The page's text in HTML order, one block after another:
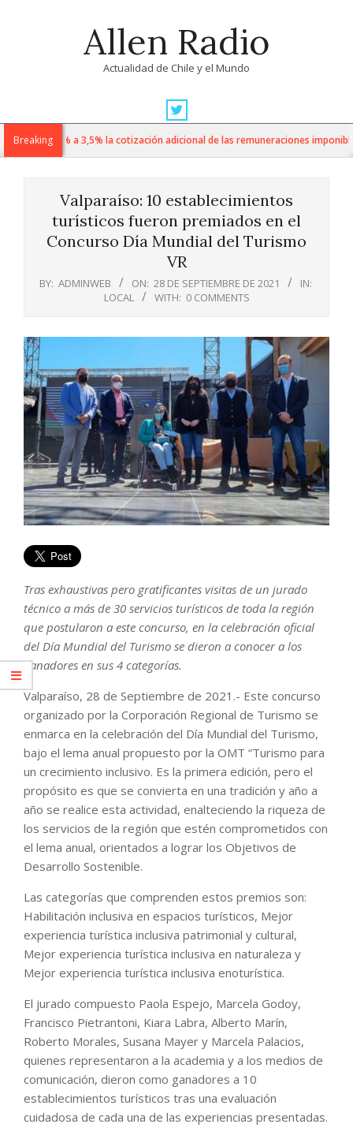
Allen Radio
Actualidad de Chile y el Mundo
Navigation
MenuBreaking
de 1% a 3,5% la cotización adicional de las remuneraciones imponibles
Valparaíso: 10 establecimientos
turísticos fueron premiados en el
Concurso Día Mundial del Turismo
VR
BY: ADMINWEB ON: 28 DE SEPTIEMBRE DE 2021
IN:
LOCAL
WITH: 0 COMMENTS
Tras exhaustivas pero gratificantes visitas de un jurado
técnico a más de 30 servicios turísticos de toda la región
que postularon a este concurso, en la celebración oficial
del Día Mundial del Turismo se dieron a conocer a los
ganadores en sus 4 categorías.
Valparaíso, 28 de Septiembre de 2021.- Este concurso
organizado por la Corporación Regional de Turismo se
enmarca en la celebración del Día Mundial del Turismo,
bajo el lema anual propuesto por la OMT “Turismo para
un crecimiento inclusivo. Es la primera edición, pero el
propósito es que se convierta en una tradición y año a
año se realice esta actividad, enalteciendo la riqueza de
los servicios de la región que estén comprometidos con
el lema anual, orientados a lograr los Objetivos de
Desarrollo Sostenible.
Las categorías que comprenden estos premios son:
Habilitación inclusiva en espacios turísticos, Mejor
experiencia turística inclusiva patrimonial y cultural,
Mejor experiencia turística inclusiva en naturaleza y
Mejor experiencia turística inclusiva enoturística.
El jurado compuesto Paola Espejo, Marcela Godoy,
Francisco Pietrantoni, Kiara Labra, Alberto Marín,
Roberto Morales, Susana Mayer y Marcela Palacios,
quienes representaron a la academia y a los medios de
comunicación, dieron como ganadores a 10
establecimientos turísticos tras una evaluación
cuidadosa de cada una de las experiencias presentadas.